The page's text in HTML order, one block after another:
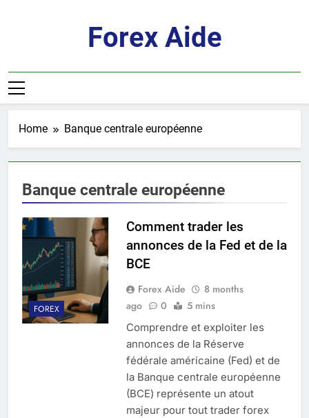
Forex Aide
Home Banque centrale européenne
Banque centrale européenne
FOREX
Comment trader les
annonces de la Fed et de la
BCE
Forex Aide
8 months
ago
0 5 mins
Comprendre et exploiter les
annonces de la Réserve
fédérale américaine (Fed) et de
la Banque centrale européenne
(BCE) représente un atout
majeur pour tout trader forex